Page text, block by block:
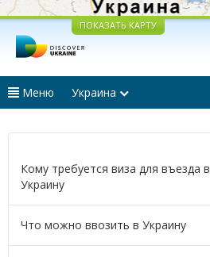
ПОКАЗАТЬ КАРТУ
Меню Украина
Кому требуется виза для въезда в
Украину
Что можно ввозить в Украину